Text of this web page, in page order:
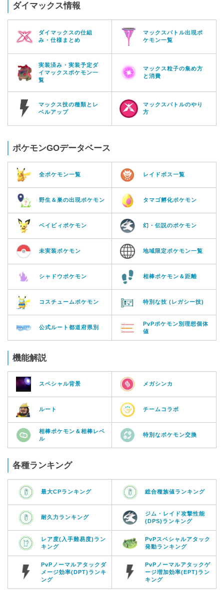
ダイマックス情報
ダイマックスの仕組
み・仕様まとめ
マックスバトル出現ポ
ケモン一覧
実装済み・実装予定ダ
イマックスポケモン一
覧
マックス粒子の集め方
と消費
マックス技の種類とレ
ベルアップ
マックスバトルのやり
方
ポケモンGOデータベース
全ポケモン一覧 レイドボス一覧
野生＆巣の出現ポケモン タマゴ孵化ポケモン
ベイビィポケモン 幻・伝説のポケモン
未実装ポケモン 地域限定ポケモン一覧
シャドウポケモン 相棒ポケモン＆距離
コスチュームポケモン 特別な技 (レガシー技)
公式ルート都道府県別
PvPポケモン別理想個体
値
機能解説
スペシャル背景 メガシンカ
ルート チームコラボ
相棒ポケモン＆相棒レベ
ル
特別なポケモン交換
各種ランキング
最大CPランキング 総合種族値ランキング
耐久力ランキング
ジム・レイド攻撃性能
(DPS)ランキング
レア度(入手難易度)ラン
キング
PvPスペシャルアタック
発動ランキング
PvPノーマルアタックダ
メージ効率(DPT)ランキ
ング
PvPノーマルアタックゲ
ージ増加効率(EPT)ラン
キング